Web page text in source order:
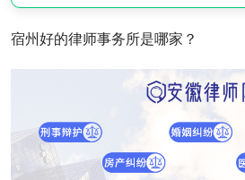
宿州好的律师事务所是哪家？